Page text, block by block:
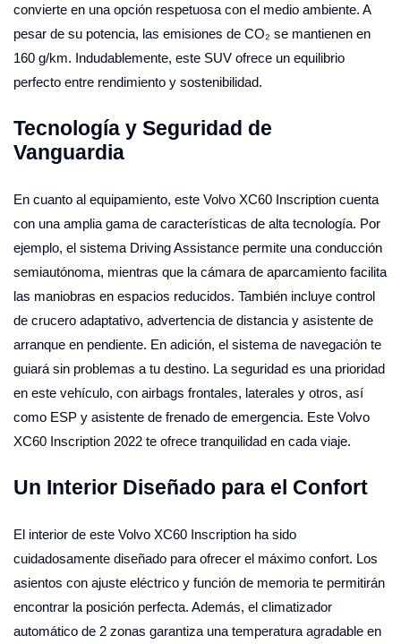
convierte en una opción respetuosa con el medio ambiente. A
pesar de su potencia, las emisiones de CO₂ se mantienen en
160 g/km. Indudablemente, este SUV ofrece un equilibrio
perfecto entre rendimiento y sostenibilidad.
Tecnología y Seguridad de
Vanguardia
En cuanto al equipamiento, este Volvo XC60 Inscription cuenta
con una amplia gama de características de alta tecnología. Por
ejemplo, el sistema Driving Assistance permite una conducción
semiautónoma, mientras que la cámara de aparcamiento facilita
las maniobras en espacios reducidos. También incluye control
de crucero adaptativo, advertencia de distancia y asistente de
arranque en pendiente. En adición, el sistema de navegación te
guiará sin problemas a tu destino. La seguridad es una prioridad
en este vehículo, con airbags frontales, laterales y otros, así
como ESP y asistente de frenado de emergencia. Este Volvo
XC60 Inscription 2022 te ofrece tranquilidad en cada viaje.
Un Interior Diseñado para el Confort
El interior de este Volvo XC60 Inscription ha sido
cuidadosamente diseñado para ofrecer el máximo confort. Los
asientos con ajuste eléctrico y función de memoria te permitirán
encontrar la posición perfecta. Además, el climatizador
automático de 2 zonas garantiza una temperatura agradable en